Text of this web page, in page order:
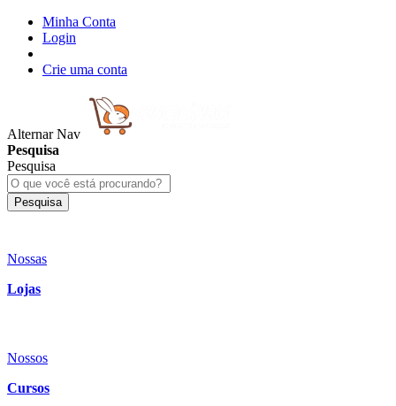
Minha Conta
Login
Crie uma conta
Alternar Nav
Pesquisa
Pesquisa
Pesquisa
Nossas
Lojas
Nossos
Cursos